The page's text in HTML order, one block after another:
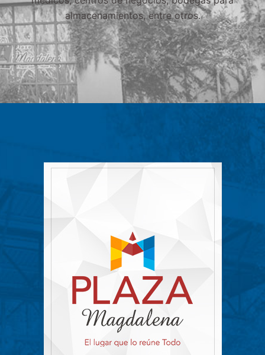
almacenamientos, entre otros.